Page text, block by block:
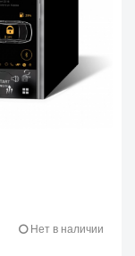
Нет в наличии